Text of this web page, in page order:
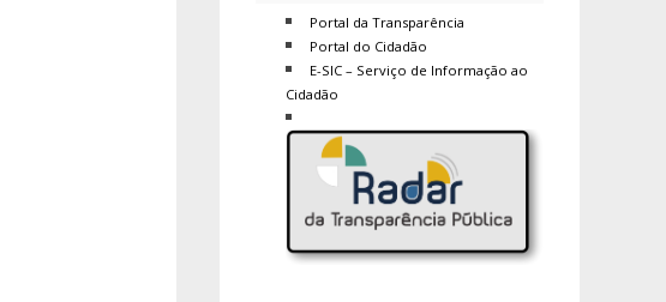
Portal da Transparência
Portal do Cidadão
E-SIC – Serviço de Informação ao
Cidadão